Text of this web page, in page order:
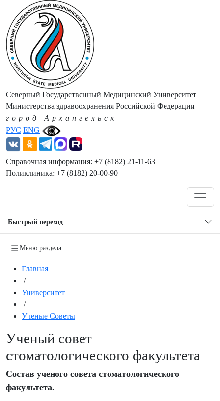
РУС ENG
Северный Государственный Медицинский Университет
Министерства здравоохранения Российской Федерации
город Архангельск
Справочная информация: +7 (8182) 21-11-63
Поликлиника: +7 (8182) 20-00-90
Быстрый переход
Меню раздела
Главная
/
Университет
/
Ученые Советы
Ученый совет
стоматологического факультета
Состав ученого совета стоматологического
факультета.